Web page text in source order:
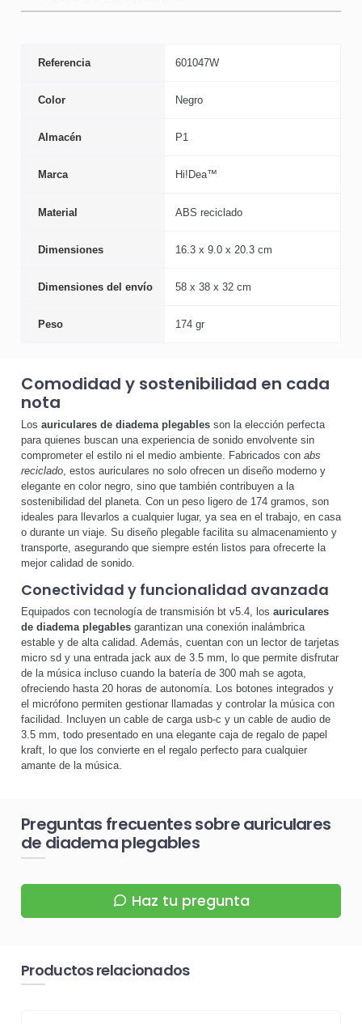
Referencia 601047W
Color Negro
Almacén P1
Marca Hi!Dea™
Material ABS reciclado
Dimensiones 16.3 x 9.0 x 20.3 cm
Dimensiones del envío 58 x 38 x 32 cm
Peso 174 gr
Comodidad y sostenibilidad en cada
nota
Los auriculares de diadema plegables son la elección perfecta
para quienes buscan una experiencia de sonido envolvente sin
comprometer el estilo ni el medio ambiente. Fabricados con abs
reciclado, estos auriculares no solo ofrecen un diseño moderno y
elegante en color negro, sino que también contribuyen a la
sostenibilidad del planeta. Con un peso ligero de 174 gramos, son
ideales para llevarlos a cualquier lugar, ya sea en el trabajo, en casa
o durante un viaje. Su diseño plegable facilita su almacenamiento y
transporte, asegurando que siempre estén listos para ofrecerte la
mejor calidad de sonido.
Conectividad y funcionalidad avanzada
Equipados con tecnología de transmisión bt v5.4, los auriculares
de diadema plegables garantizan una conexión inalámbrica
estable y de alta calidad. Además, cuentan con un lector de tarjetas
micro sd y una entrada jack aux de 3.5 mm, lo que permite disfrutar
de la música incluso cuando la batería de 300 mah se agota,
ofreciendo hasta 20 horas de autonomía. Los botones integrados y
el micrófono permiten gestionar llamadas y controlar la música con
facilidad. Incluyen un cable de carga usb-c y un cable de audio de
3.5 mm, todo presentado en una elegante caja de regalo de papel
kraft, lo que los convierte en el regalo perfecto para cualquier
amante de la música.
Preguntas frecuentes sobre auriculares
de diadema plegables
Haz tu pregunta
Productos relacionados